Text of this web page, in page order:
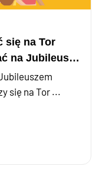
się na Tor
na Jubileusz
się na Tor ...